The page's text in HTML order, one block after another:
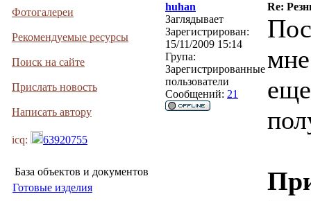
Фотогалереи
Рекомендуемые ресурсы
Поиск на сайте
Прислать новость
Написать автору
icq: 63920755
База объектов и документов
Готовые изделия
huhan
Re:
Заглядывает
Зарегистрирован:
15/11/2009 15:14
Група:
Зарегистрированные
пользователи
Сообщений: 21